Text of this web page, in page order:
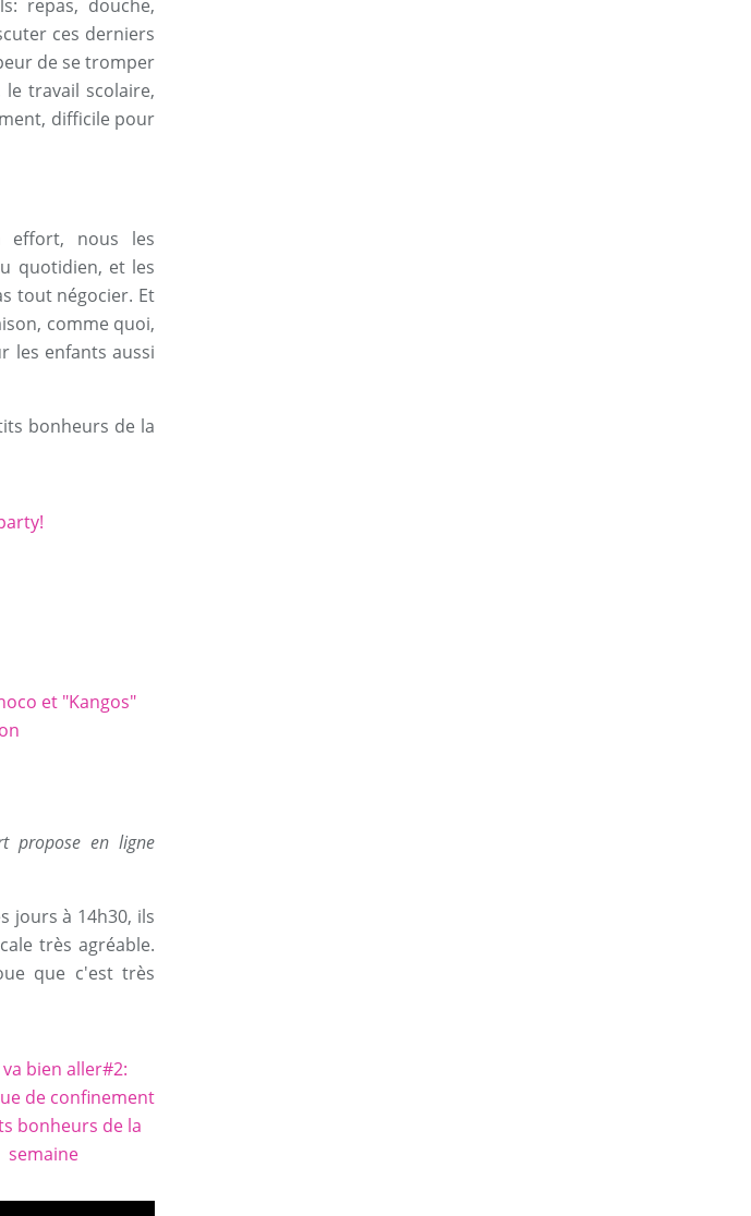
repas, douche,
ces derniers
de se tromper
travail scolaire,
difficile pour
nous les
quotidien, et les
tout négocier. Et
comme quoi,
les enfants aussi
bonheurs de la
propose en ligne
jours à 14h30, ils
très agréable.
que c'est très